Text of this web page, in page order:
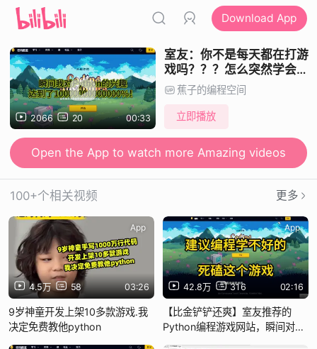
Download App
2066 20 00:33
室友：你不是每天都在打游
戏吗？？？怎么突然学会了
Python啊！！！
蕉子的编程空间
立即播放
Open the App to watch more Amazing videos
100+个相关视频 更多
4.5万 58 03:26
App
9岁神童开发上架10多款游戏.我
决定免费教他python
42.8万 316 02:16
App
【比金铲铲还爽】室友推荐的
Python编程游戏网站，瞬间对